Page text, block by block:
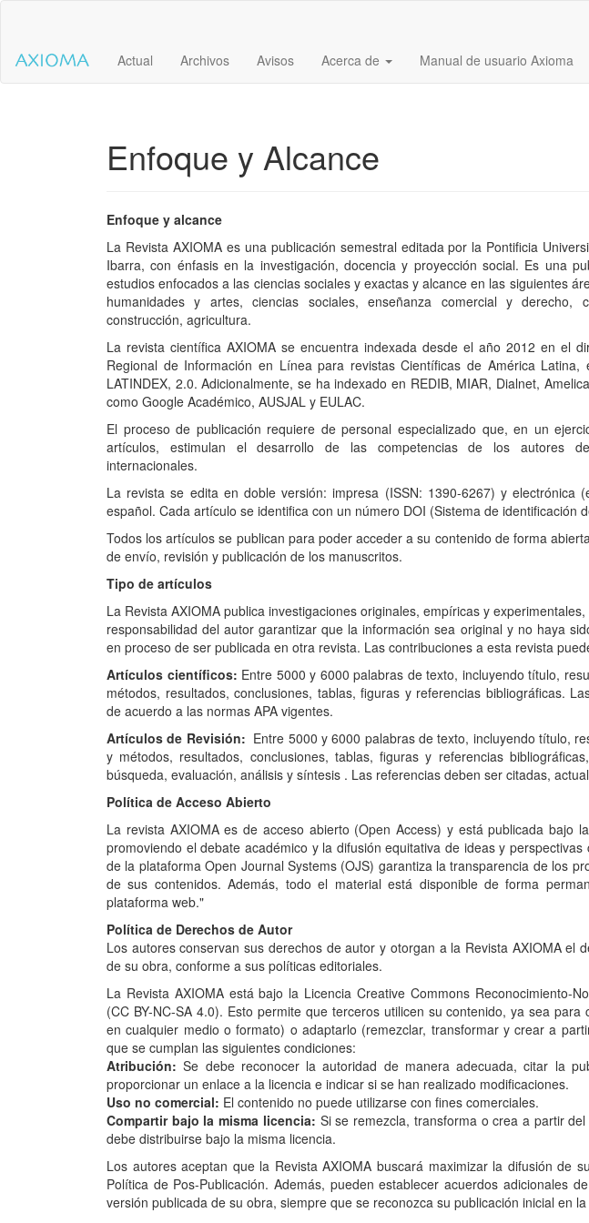
contenido
de
Actual Archivos Avisos Acerca de Manual de usuario Axioma
Enfoque y Alcance
Enfoque y alcance
La Revista AXIOMA es una publicación semestral editada por la Pontificia
Ibarra, con énfasis en la investigación, docencia y proyección social. Es una
estudios enfocados a las ciencias sociales y exactas y alcance en las siguientes
humanidades y artes, ciencias sociales, enseñanza comercial y derecho,
construcción, agricultura.
La revista científica AXIOMA se encuentra indexada desde el año 2012 en el
Regional de Información en Línea para revistas Científicas de América
LATINDEX, 2.0. Adicionalmente, se ha indexado en REDIB, MIAR, Dialnet,
como Google Académico, AUSJAL y EULAC.
El proceso de publicación requiere de personal especializado que, en un
artículos, estimulan el desarrollo de las competencias de los autores
internacionales.
La revista se edita en doble versión: impresa (ISSN: 1390-6267) y electrónica
español. Cada artículo se identifica con un número DOI (Sistema de identificación
Todos los artículos se publican para poder acceder a su contenido de forma
de envío, revisión y publicación de los manuscritos.
Tipo de artículos
La Revista AXIOMA publica investigaciones originales, empíricas y
responsabilidad del autor garantizar que la información sea original y no haya
en proceso de ser publicada en otra revista. Las contribuciones a esta revista
Artículos científicos: Entre 5000 y 6000 palabras de texto, incluyendo título,
métodos, resultados, conclusiones, tablas, figuras y referencias bibliográficas.
de acuerdo a las normas APA vigentes.
Artículos de Revisión: Entre 5000 y 6000 palabras de texto, incluyendo título,
y métodos, resultados, conclusiones, tablas, figuras y referencias
búsqueda, evaluación, análisis y síntesis . Las referencias deben ser citadas,
Política de Acceso Abierto
La revista AXIOMA es de acceso abierto (Open Access) y está publicada bajo
promoviendo el debate académico y la difusión equitativa de ideas y
de la plataforma Open Journal Systems (OJS) garantiza la transparencia de los
de sus contenidos. Además, todo el material está disponible de forma
plataforma web."
Política de Derechos de Autor
Los autores conservan sus derechos de autor y otorgan a la Revista AXIOMA el
de su obra, conforme a sus políticas editoriales.
La Revista AXIOMA está bajo la Licencia Creative Commons Reconocimiento-
(CC BY-NC-SA 4.0). Esto permite que terceros utilicen su contenido, ya sea
en cualquier medio o formato) o adaptarlo (remezclar, transformar y crear a
que se cumplan las siguientes condiciones:
Atribución: Se debe reconocer la autoridad de manera adecuada, citar la
proporcionar un enlace a la licencia e indicar si se han realizado modificaciones.
Uso no comercial: El contenido no puede utilizarse con fines comerciales.
Compartir bajo la misma licencia: Si se remezcla, transforma o crea a partir
debe distribuirse bajo la misma licencia.
Los autores aceptan que la Revista AXIOMA buscará maximizar la difusión de
Política de Pos-Publicación. Además, pueden establecer acuerdos adicionales
versión publicada de su obra, siempre que se reconozca su publicación inicial en